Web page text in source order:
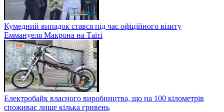
Кумедний випадок стався під час офіційного візиту
Еммануеля Макрона на Таїті
Електробайк власного виробництва, що на 100 кілометрів
споживає лише кілька гривень